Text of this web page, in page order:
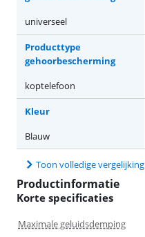
universeel
Producttype
gehoorbescherming
koptelefoon
Kleur
Blauw
Toon volledige vergelijking
Productinformatie
Korte specificaties
Maximale geluidsdemping